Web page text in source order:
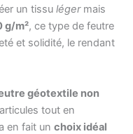
un tissu légermais
g/m², ce type de feutre
et solidité, le rendant
géotextile non
tout en
en fait un choix idéal